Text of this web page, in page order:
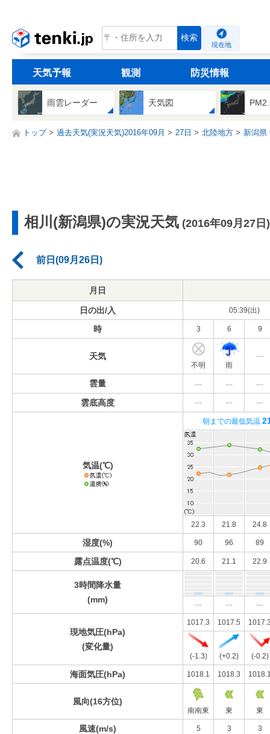
tenki.jp 検索
現在地
天気予報 観測 防災情報
雨雲レーダー 天気図
トップ 過去天気(実況天気)2016年09月 27日 北陸地方 新潟県
相川(新潟県)の実況天気 (2016年09月27日)
前日(09月26日)
月日
日の出/入 05:39(出)
時 3 6 9
天気
不明 雨
---
雲量 --- --- ---
雲底高度 --- --- ---
気温(℃)
朝までの最低気温
22.3 21.8 24.8
湿度(%) 90 96 89
露点温度(℃) 20.6 21.1 22.9
3時間降水量
(mm)
--- --- ---
現地気圧(hPa)
(変化量)
1017.3 1017.5
(-1.3) (+0.2) (-0.2)
海面気圧(hPa) 1018.1 1018.3
風向(16方位)
南南東 東 東
風速(m/s) 5 3 3